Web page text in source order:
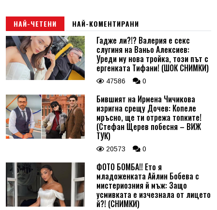
НАЙ-ЧЕТЕНИ НАЙ-КОМЕНТИРАНИ
Гадже ли?!? Валерия е секс
слугиня на Ваньо Алексиев:
Уреди му нова тройка, този път с
ергенката Тифани! (ШОК СНИМКИ)
47586 0
Бившият на Ирмена Чичикова
изригна срещу Дочев: Копеле
мръсно, ще ти отрежа топките!
(Стефан Щерев побесня – ВИЖ
ТУК)
20573 0
ФОТО БОМБА!! Ето я
младоженката Айлин Бобева с
мистериозния й мъж: Защо
усмивката е изчезнала от лицето
й?! (СНИМКИ)